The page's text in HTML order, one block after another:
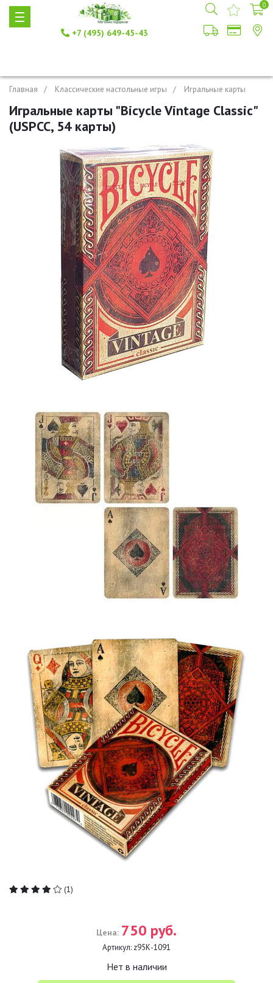
+7 (495) 649-45-43
0
Главная Классические настольные игры Игральные карты
Игральные карты "Bicycle Vintage Classic"
(USPCC, 54 карты)
(1)
Цена: 750 руб.
Артикул: z95К-1091
Нет в наличии